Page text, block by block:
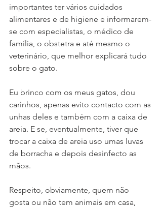
importantes ter vários cuidados
alimentares e de higiene e informarem-
se com especialistas, o médico de
família, o obstetra e até mesmo o
veterinário, que melhor explicará tudo
sobre o gato.
Eu brinco com os meus gatos, dou
carinhos, apenas evito contacto com as
unhas deles e também com a caixa de
areia. E se, eventualmente, tiver que
trocar a caixa de areia uso umas luvas
de borracha e depois desinfecto as
mãos.
Respeito, obviamente, quem não
gosta ou não tem animais em casa,